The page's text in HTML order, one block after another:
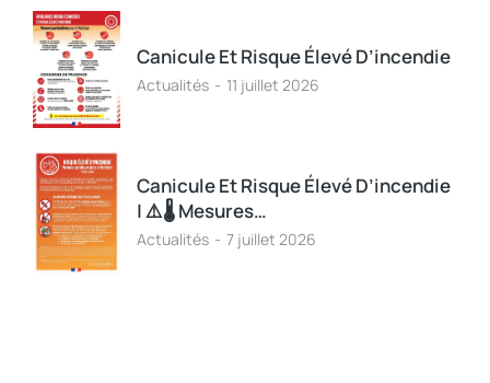
Canicule Et Risque Élevé D’incendie
Actualités 11 juillet 2026
Canicule Et Risque Élevé D’incendie
| ⚠️🌡️ Mesures…
Actualités 7 juillet 2026